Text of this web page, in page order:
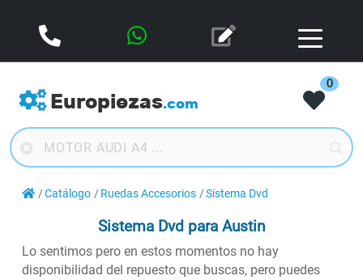
Europiezas.com
0
Catálogo Ruedas Accesorios Sistema Dvd
Sistema Dvd para Austin
Lo sentimos pero en estos momentos no hay
disponibilidad del repuesto que buscas, pero puedes